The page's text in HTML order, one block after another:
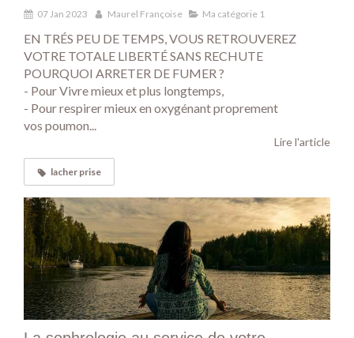
07 Jan 2023 Maurel Françoise Ma catégorie 1
EN TRÉS PEU DE TEMPS, VOUS RETROUVEREZ
VOTRE TOTALE LIBERTÉ SANS RECHUTE
POURQUOI ARRETER DE FUMER ?
- Pour Vivre mieux et plus longtemps,
- Pour respirer mieux en oxygénant proprement
vos poumon...
Lire l'article
lacher prise